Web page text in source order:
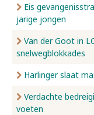
Eis
jarige jongen
Van der Goot in
snelwegblokkades
Harlinger slaat
Verdachte
voeten